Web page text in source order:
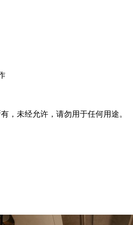
，未经允许，请勿用于任何用途。